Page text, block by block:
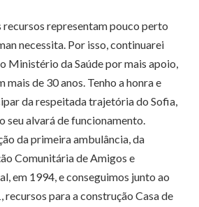
recursos representam pouco perto
necessita. Por isso, continuarei
Ministério da Saúde por mais apoio,
de 30 anos. Tenho a honra e
da respeitada trajetória do Sofia,
seu alvará de funcionamento.
da primeira ambulância, da
Comunitária de Amigos e
em 1994, e conseguimos junto ao
para a construção Casa de